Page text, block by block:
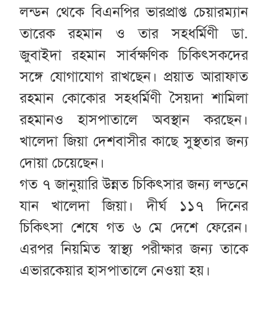
লন্ডন থেকে বিএনপির ভারপ্রাপ্ত চেয়ারম্যান
তারেক রহমান ও তার সহধর্মিণী ডা.
জুবাইদা রহমান সার্বক্ষণিক চিকিৎসকদের
সঙ্গে যোগাযোগ রাখছেন। প্রয়াত আরাফাত
রহমান কোকোর সহধর্মিণী সৈয়দা শামিলা
রহমানও হাসপাতালে অবস্থান করছেন।
খালেদা জিয়া দেশবাসীর কাছে সুস্থতার জন্য
দোয়া চেয়েছেন।
গত ৭ জানুয়ারি উন্নত চিকিৎসার জন্য লন্ডনে
যান খালেদা জিয়া। দীর্ঘ ১১৭ দিনের
চিকিৎসা শেষে গত ৬ মে দেশে ফেরেন।
এরপর নিয়মিত স্বাস্থ্য পরীক্ষার জন্য তাকে
এভারকেয়ার হাসপাতালে নেওয়া হয়।